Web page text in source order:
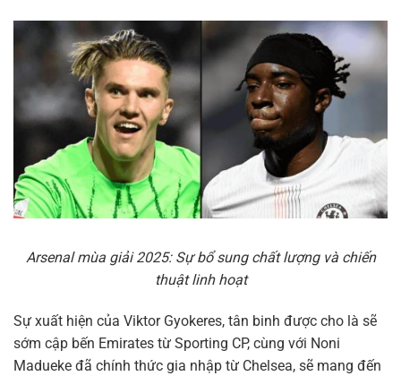
Arsenal mùa giải 2025: Sự bổ sung chất lượng và chiến
thuật linh hoạt
Sự xuất hiện của Viktor Gyokeres, tân binh được cho là sẽ
sớm cập bến Emirates từ Sporting CP, cùng với Noni
Madueke đã chính thức gia nhập từ Chelsea, sẽ mang đến